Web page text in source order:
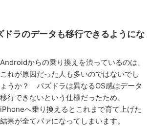
ドラのデータも移行できるようにな
Androidからの乗り換えを渋っているのは、
これが原因だった人も多いのではないでし
ょうか？ パズドラは異なるOS感はデータ
移行できないという仕様だったため、
iPhoneへ乗り換えるとこれまで育て上げた
結果が全てパァになってしまいます。